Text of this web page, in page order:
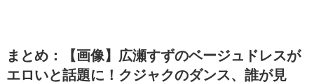
まとめ：【画像】広瀬すずのベージュドレスが
エロいと話題に！クジャクのダンス、誰が見